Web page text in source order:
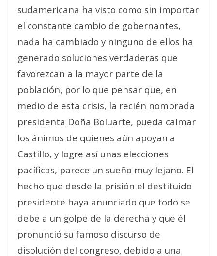
sudamericana ha visto como sin importar
el constante cambio de gobernantes,
nada ha cambiado y ninguno de ellos ha
generado soluciones verdaderas que
favorezcan a la mayor parte de la
población, por lo que pensar que, en
medio de esta crisis, la recién nombrada
presidenta Doña Boluarte, pueda calmar
los ánimos de quienes aún apoyan a
Castillo, y logre así unas elecciones
pacíficas, parece un sueño muy lejano. El
hecho que desde la prisión el destituido
presidente haya anunciado que todo se
debe a un golpe de la derecha y que él
pronunció su famoso discurso de
disolución del congreso, debido a una